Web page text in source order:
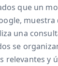
que un
muestra
una
se
relevantes y